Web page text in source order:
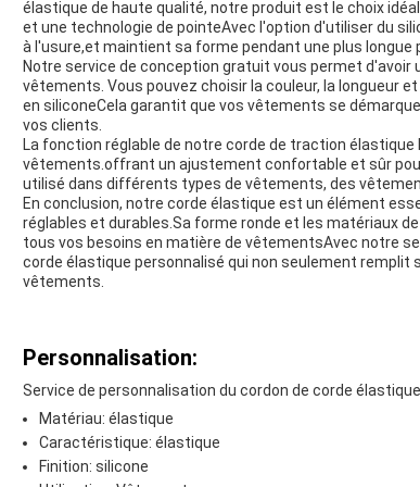
élastique de haute qualité, notre produit est le choix
et une technologie de pointeAvec l'option d'utiliser du
à l'usure,et maintient sa forme pendant une plus longue
Notre service de conception gratuit vous permet d'avoir
vêtements. Vous pouvez choisir la couleur, la longueur
en siliconeCela garantit que vos vêtements se
vos clients.
La fonction réglable de notre corde de traction
vêtements.offrant un ajustement confortable et sûr
utilisé dans différents types de vêtements, des
En conclusion, notre corde élastique est un élément
réglables et durables.Sa forme ronde et les matériaux
tous vos besoins en matière de vêtementsAvec notre
corde élastique personnalisé qui non seulement
vêtements.
Personnalisation:
Service de personnalisation du cordon de corde élastique
Matériau: élastique
Caractéristique: élastique
Finition: silicone